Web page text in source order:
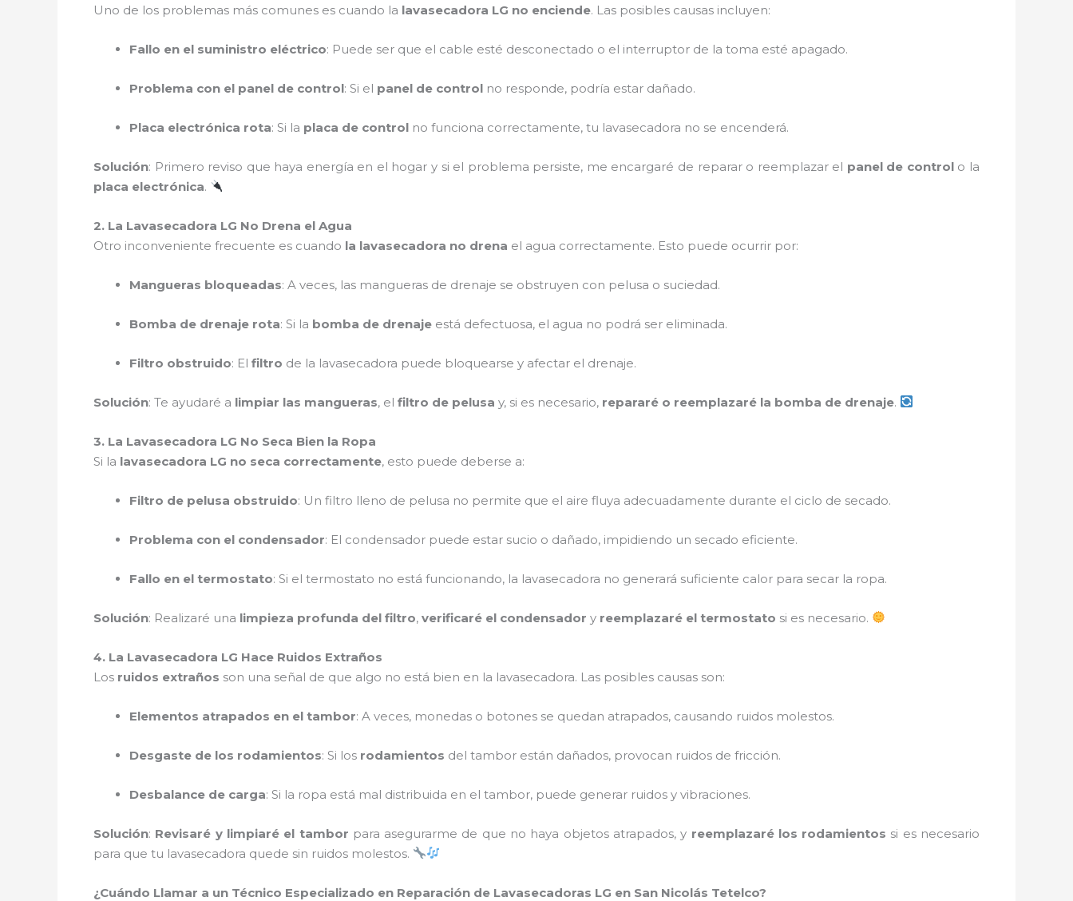
Uno de los problemas más comunes es cuando la lavasecadora LG no enciende. Las posibles causas incluyen:
Fallo en el suministro eléctrico: Puede ser que el cable esté desconectado o el interruptor de la toma esté apagado.
Problema con el panel de control: Si el panel de control no responde, podría estar dañado.
Placa electrónica rota: Si la placa de control no funciona correctamente, tu lavasecadora no se encenderá.
Solución: Primero reviso que haya energía en el hogar y si el problema persiste, me encargaré de reparar o reemplazar el panel de controlo la
placa electrónica.
2. La Lavasecadora LG No Drena el Agua
Otro inconveniente frecuente es cuando la lavasecadora no drena el agua correctamente. Esto puede ocurrir por:
Mangueras bloqueadas: A veces, las mangueras de drenaje se obstruyen con pelusa o suciedad.
Bomba de drenaje rota: Si la bomba de drenaje está defectuosa, el agua no podrá ser eliminada.
Filtro obstruido: El filtro de la lavasecadora puede bloquearse y afectar el drenaje.
Solución: Te ayudaré a limpiar las mangueras, el filtro de pelusa y, si es necesario, repararé o reemplazaré la bomba de drenaje.
3. La Lavasecadora LG No Seca Bien la Ropa
Si la lavasecadora LG no seca correctamente, esto puede deberse a:
Filtro de pelusa obstruido: Un filtro lleno de pelusa no permite que el aire fluya adecuadamente durante el ciclo de secado.
Problema con el condensador: El condensador puede estar sucio o dañado, impidiendo un secado eficiente.
Fallo en el termostato: Si el termostato no está funcionando, la lavasecadora no generará suficiente calor para secar la ropa.
Solución: Realizaré una limpieza profunda del filtro, verificaré el condensador y reemplazaré el termostato si es necesario.
4. La Lavasecadora LG Hace Ruidos Extraños
Los ruidos extraños son una señal de que algo no está bien en la lavasecadora. Las posibles causas son:
Elementos atrapados en el tambor: A veces, monedas o botones se quedan atrapados, causando ruidos molestos.
Desgaste de los rodamientos: Si los rodamientos del tambor están dañados, provocan ruidos de fricción.
Desbalance de carga: Si la ropa está mal distribuida en el tambor, puede generar ruidos y vibraciones.
Solución: Revisaré y limpiaré el tambor para asegurarme de que no haya objetos atrapados, y reemplazaré los rodamientos si es necesario
para que tu lavasecadora quede sin ruidos molestos.
¿Cuándo Llamar a un Técnico Especializado en Reparación de Lavasecadoras LG en San Nicolás Tetelco?